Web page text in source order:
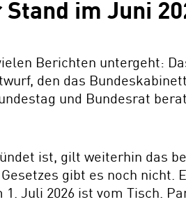
im Juni
Berichten untergeht:
den das
und Bundesrat
ist, gilt weiterhin das
gibt es noch nicht.
Juli 2026 ist vom Tisch.